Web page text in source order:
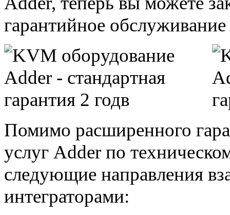
гарантийное
Помимо расширенного
услуг Adder по
следующие направления
интеграторами: